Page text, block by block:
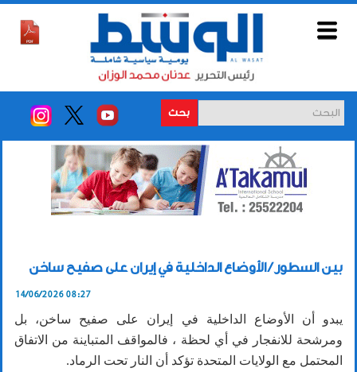
بحث
بين السطور / الأوضاع الداخلية في إيران على صفيح ساخن
14/06/2026 08:27
يبدو أن الأوضاع الداخلية في إيران على صفيح ساخن، بل
ومرشحة للانفجار في أي لحظة ، فالمواقف المتباينة من الاتفاق
المحتمل مع الولايات المتحدة تؤكد أن النار تحت الرماد.